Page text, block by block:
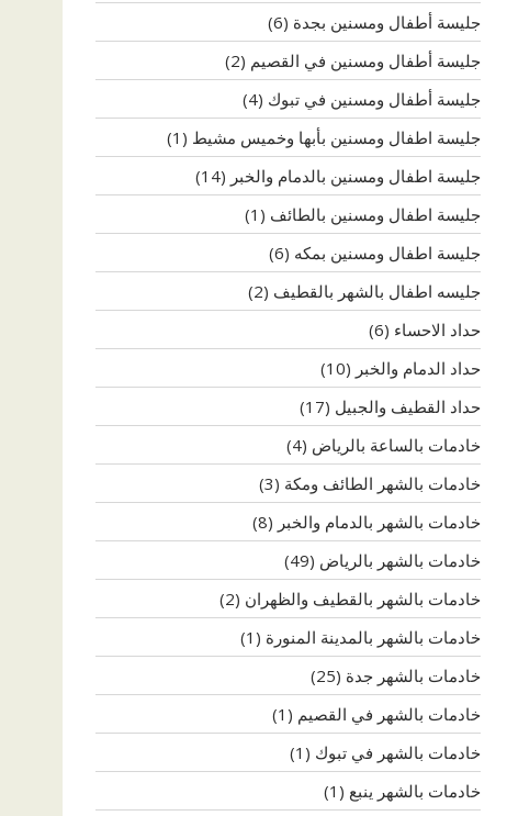
جليسة أطفال ومسنين بجدة (6)
جليسة أطفال ومسنين في القصيم (2)
جليسة أطفال ومسنين في تبوك (4)
جليسة اطفال ومسنين بأبها وخميس مشيط (1)
جليسة اطفال ومسنين بالدمام والخبر (14)
جليسة اطفال ومسنين بالطائف (1)
جليسة اطفال ومسنين بمكه (6)
جليسه اطفال بالشهر بالقطيف (2)
حداد الاحساء (6)
حداد الدمام والخبر (10)
حداد القطيف والجبيل (17)
خادمات بالساعة بالرياض (4)
خادمات بالشهر الطائف ومكة (3)
خادمات بالشهر بالدمام والخبر (8)
خادمات بالشهر بالرياض (49)
خادمات بالشهر بالقطيف والظهران (2)
خادمات بالشهر بالمدينة المنورة (1)
خادمات بالشهر جدة (25)
خادمات بالشهر في القصيم (1)
خادمات بالشهر في تبوك (1)
خادمات بالشهر ينبع (1)